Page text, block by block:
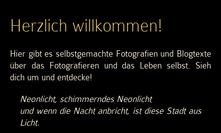
Herzlich willkommen!
Hier gibt es selbstgemachte Fotografien und Blogtexte
über das Fotografieren und das Leben selbst. Sieh
dich um und entdecke!
Neonlicht, schimmerndes Neonlicht
und wenn die Nacht anbricht, ist diese Stadt aus
Licht.